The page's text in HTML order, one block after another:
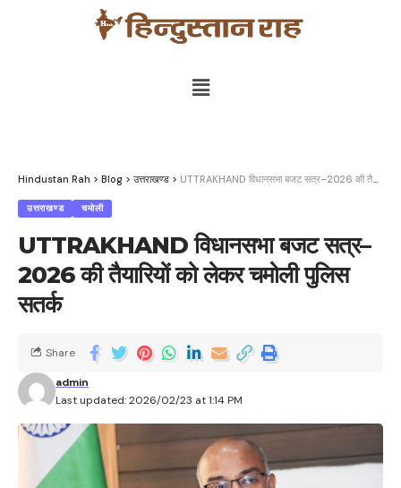
Hindustan Rah > Blog > उत्तराखण्ड > UTTRAKHAND विधानसभा बजट सत्र–2026 की तैयारियों को लेकर चमोली पुलिस सतर्क
उत्तराखण्ड चमोली
UTTRAKHAND विधानसभा बजट सत्र–
2026 की तैयारियों को लेकर चमोली पुलिस
सतर्क
Last updated: 2026/02/23 at 1:14 PM
admin
Share